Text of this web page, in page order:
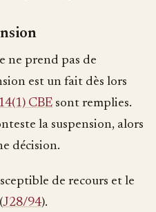
ne prend pas de
est un fait dès lors
CBE sont remplies.
la suspension, alors
décision.
de recours et le
J28/94).